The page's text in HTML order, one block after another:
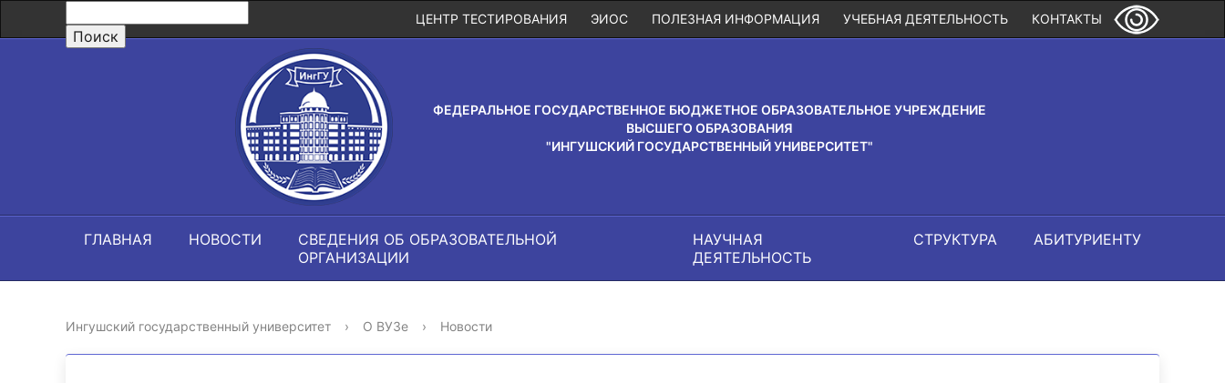
КОНТАКТЫ
УЧЕБНАЯ ДЕЯТЕЛЬНОСТЬ
ПОЛЕЗНАЯ ИНФОРМАЦИЯ
ЭИОС
ЦЕНТР ТЕСТИРОВАНИЯ
ФЕДЕРАЛЬНОЕ ГОСУДАРСТВЕННОЕ БЮДЖЕТНОЕ ОБРАЗОВАТЕЛЬНОЕ УЧРЕЖДЕНИЕ
ВЫСШЕГО ОБРАЗОВАНИЯ
"ИНГУШСКИЙ ГОСУДАРСТВЕННЫЙ УНИВЕРСИТЕТ"
ГЛАВНАЯ НОВОСТИ
СВЕДЕНИЯ ОБ ОБРАЗОВАТЕЛЬНОЙ
ОРГАНИЗАЦИИ
НАУЧНАЯ
ДЕЯТЕЛЬНОСТЬ
СТРУКТУРА АБИТУРИЕНТУ
Ингушский государственный университет › О ВУЗе › Новости